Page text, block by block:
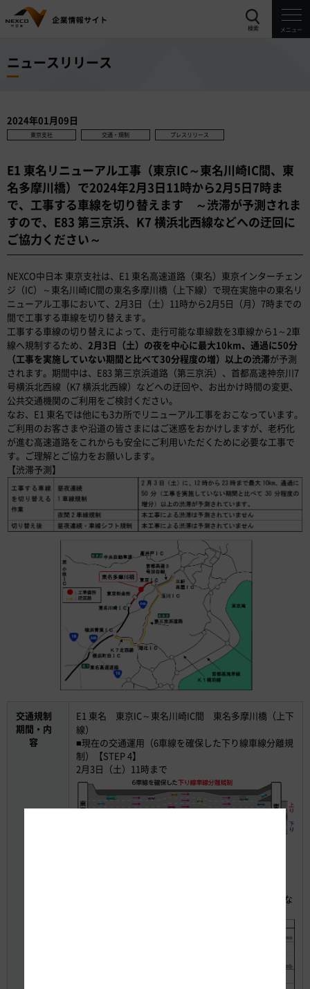
検索 メニュー
ニュースリリース
2024年01月09日
東京支社 交通・規制 プレスリリース
E1 東名リニューアル工事（東京IC～東名川崎IC間、東
名多摩川橋）で2024年2月3日11時から2月5日7時ま
で、工事する車線を切り替えます ～渋滞が予測されま
すので、E83 第三京浜、K7 横浜北西線などへの迂回に
ご協力ください～
NEXCO中日本 東京支社は、E1 東名高速道路（東名）東京インターチェン
ジ（IC）～東名川崎IC間の東名多摩川橋（上下線）で現在実施中の東名リ
ニューアル工事において、2月3日（土）11時から2月5日（月）7時までの
間で工事する車線を切り替えます。
工事する車線の切り替えによって、走行可能な車線数を3車線から1～2車
線へ規制するため、 2月3日（土）の夜を中心に最大10km、通過に50分
（工事を実施していない期間と比べて30分程度の増）以上の渋滞が予測
されます。期間中は、E83 第三京浜道路（第三京浜）、首都高速神奈川7
号横浜北西線（K7 横浜北西線）などへの迂回や、お出かけ時間の変更、
公共交通機関のご利用をご検討ください。
なお、E1 東名では他にも3カ所でリニューアル工事をおこなっています。
ご利用のお客さまや沿道の皆さまにはご迷惑をおかけしますが、老朽化
が進む高速道路をこれからも安全にご利用いただくために必要な工事で
す。ご理解とご協力をお願いします。
【渋滞予測】
交通規制
期間・内
容
E1 東名 東京IC～東名川崎IC間 東名多摩川橋（上下
線）
■現在の交通運用（6車線を確保した下り線車線分離規
制）【STEP 4】
2月3日（土）11時まで
間）、昼夜連続・1車線規制と夜間2車線規制をおこな